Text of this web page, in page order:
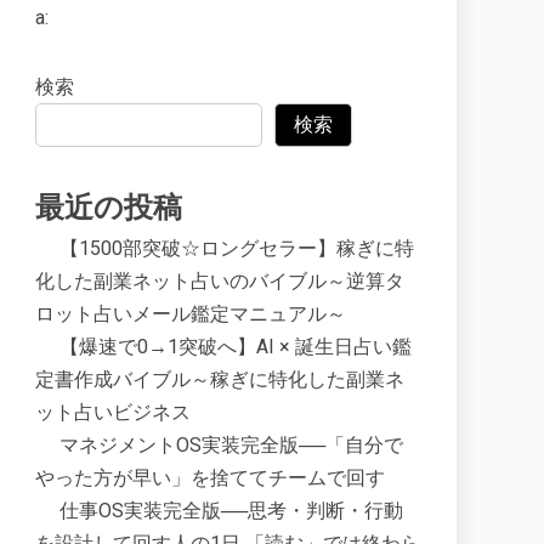
a:
検索
検索
最近の投稿
【1500部突破☆ロングセラー】稼ぎに特
化した副業ネット占いのバイブル～逆算タ
ロット占いメール鑑定マニュアル～
【爆速で0→1突破へ】AI × 誕生日占い鑑
定書作成バイブル～稼ぎに特化した副業ネ
ット占いビジネス
マネジメントOS実装完全版──「自分で
やった方が早い」を捨ててチームで回す
仕事OS実装完全版──思考・判断・行動